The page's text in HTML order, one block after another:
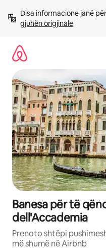
përmbajtja
Disa informacione janë
gjuhën origjinale
Banesa për të
dell'Accademia
Prenoto shtëpi
më shumë në Airbnb